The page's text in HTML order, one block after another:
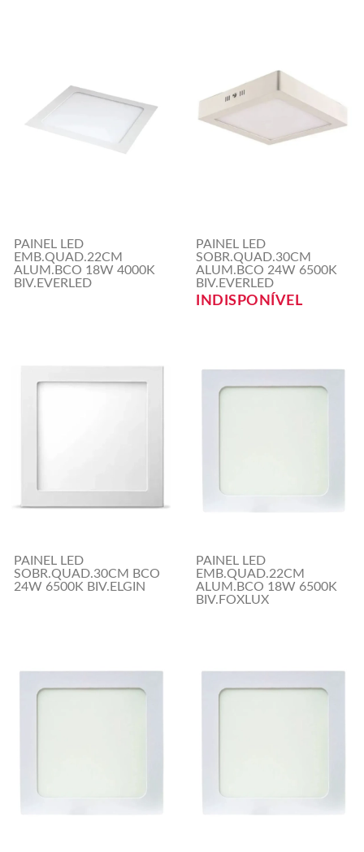
PAINEL LED
EMB.QUAD.22CM
ALUM.BCO 18W 4000K
BIV.EVERLED
PAINEL LED
SOBR.QUAD.30CM
ALUM.BCO 24W 6500K
BIV.EVERLED
INDISPONÍVEL
PAINEL LED
SOBR.QUAD.30CM BCO
24W 6500K BIV.ELGIN
PAINEL LED
EMB.QUAD.22CM
ALUM.BCO 18W 6500K
BIV.FOXLUX